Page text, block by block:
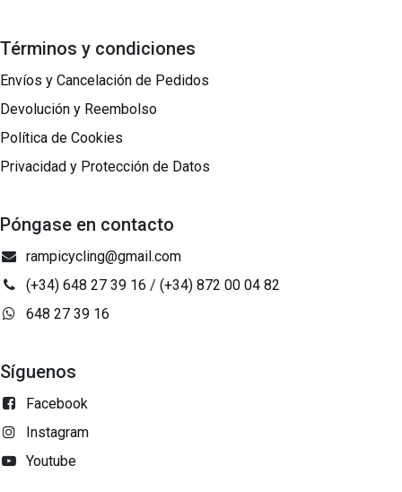
Términos y condiciones
Envíos y Cancelación de Pedidos
Devolución y Reembolso
Política de Cookies
Privacidad y Protección de Datos
Póngase en contacto
rampicycling@gmail.com
(+34) 648 27 39 16 / (+34) 872 00 04 82
648 27 39 16
Síguenos
Facebook
Instagram
Youtube